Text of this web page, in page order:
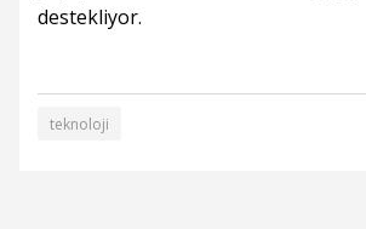
destekliyor.
teknoloji